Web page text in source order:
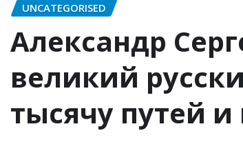
UNCATEGORISED
Александр
великий
тысячу путей